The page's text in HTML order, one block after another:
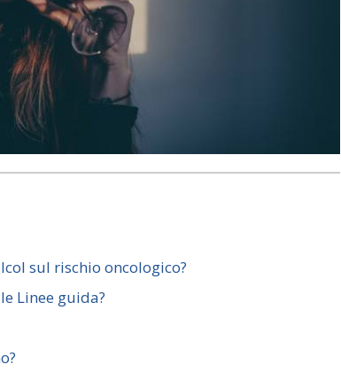
sul rischio oncologico?
Linee guida?